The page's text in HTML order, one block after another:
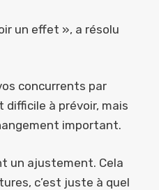
un effet », a résolu
concurrents par
à prévoir, mais
important.
un ajustement. Cela
c’est juste à quel